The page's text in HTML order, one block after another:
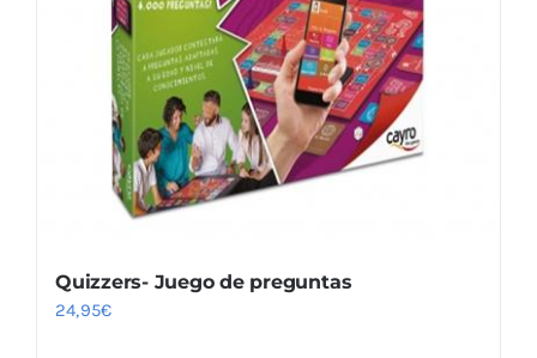
Quizzers- Juego de preguntas
24,95€